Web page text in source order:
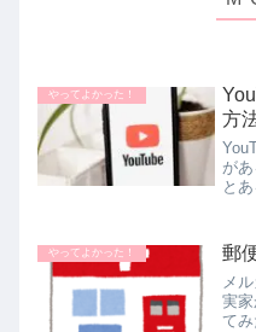
やってよかった！
方
が
と
契約
って
やってよかった！ 郵
メ
実
て